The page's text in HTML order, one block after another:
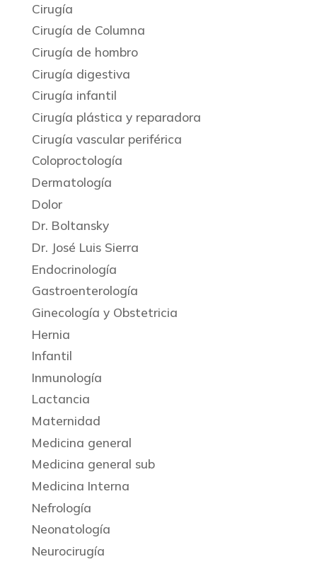
Cirugía
Cirugía de Columna
Cirugía de hombro
Cirugía digestiva
Cirugía infantil
Cirugía plástica y reparadora
Cirugía vascular periférica
Coloproctología
Dermatología
Dolor
Dr. Boltansky
Dr. José Luis Sierra
Endocrinología
Gastroenterología
Ginecología y Obstetricia
Hernia
Infantil
Inmunología
Lactancia
Maternidad
Medicina general
Medicina general sub
Medicina Interna
Nefrología
Neonatología
Neurocirugía